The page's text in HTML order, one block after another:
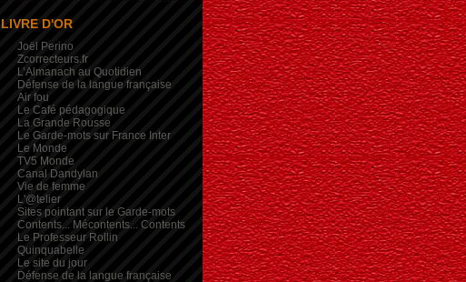
LIVRE D'OR
Joël Perino
Zcorrecteurs.fr
L’Almanach au Quotidien
Défense de la langue française
Air fou
Le Café pédagogique
La Grande Rousse
Le Garde-mots sur France Inter
Le Monde
TV5 Monde
Canal Dandylan
Vie de femme
L'@telier
Sites pointant sur le Garde-mots
Contents... Mécontents... Contents
Le Professeur Rollin
Quinquabelle
Le site du jour
Défense de la langue française